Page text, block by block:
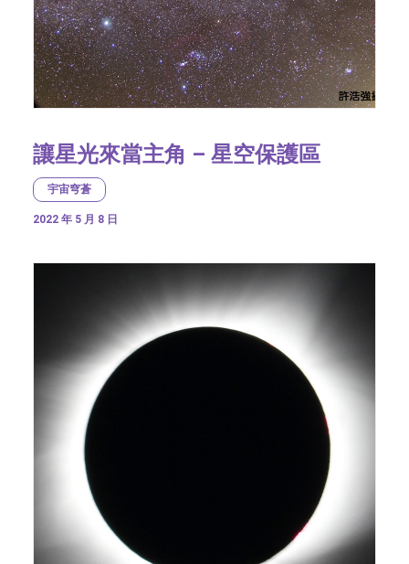
讓星光來當主角 – 星空保護區
宇宙穹蒼
2022 年 5 月 8 日